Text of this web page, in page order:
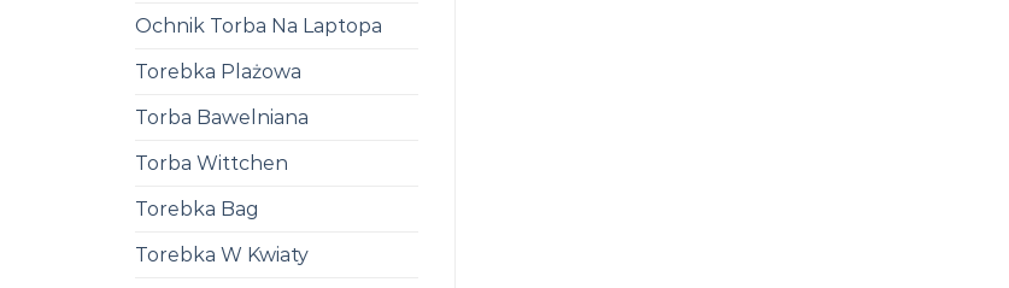
Ochnik Torba Na Laptopa
Torebka Plażowa
Torba Bawelniana
Torba Wittchen
Torebka Bag
Torebka W Kwiaty